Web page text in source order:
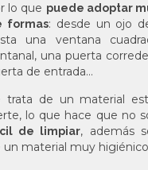
lo que puede adoptar
formas: desde un ojo
una ventana
una puerta
de entrada…
trata de un material
lo que hace que no
de limpiar, además
un material muy